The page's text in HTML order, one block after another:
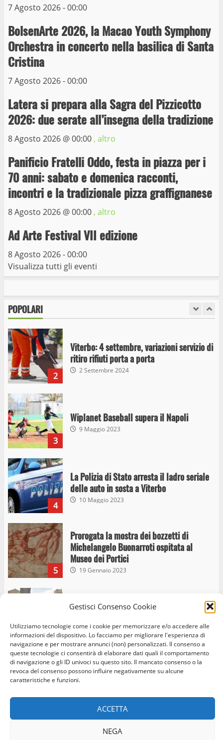
Gestisci Consenso Cookie
Utilizziamo tecnologie come i cookie per memorizzare e/o accedere alle
informazioni del dispositivo. Lo facciamo per migliorare l'esperienza di
navigazione e per mostrare annunci (non) personalizzati. Il consenso a
queste tecnologie ci consentirà di elaborare dati quali il comportamento
di navigazione o gli ID univoci su questo sito. Il mancato consenso o la
revoca del consenso possono influire negativamente su alcune
caratteristiche e funzioni.
ACCETTA
NEGA
7 Agosto 2026 - 00:00
BolsenArte 2026, la Macao Youth Symphony
Orchestra in concerto nella basilica di Santa
Cristina
7 Agosto 2026 - 00:00
Latera si prepara alla Sagra del Pizzicotto
2026: due serate all’insegna della tradizione
8 Agosto 2026 @00:00 , altro
Panificio Fratelli Oddo, festa in piazza per i
70 anni: sabato e domenica racconti,
incontri e la tradizionale pizza graffignanese
8 Agosto 2026 @00:00 , altro
Ad Arte Festival VII edizione
8 Agosto 2026 - 00:00
Visualizza tutti gli eventi
POPOLARI
4
La Polizia di Stato arresta il ladro seriale
delle auto in sosta a Viterbo
10 Maggio 2023
5
Prorogata la mostra dei bozzetti di
Museo dei Portici
19 Gennaio 2023
6
Trasporto pubblico locale, trasferimento
capolinea al terminal Riello dal 15 al 17
giugno
15 Giugno 2023
Giochi Sportivi Studenteschi di Atletica a
Viterbo
10 Maggio 2023
I Carabinieri arrestano due giovani per
stupefacenti
2
Viterbo: 4 settembre, variazioni servizio di
ritiro rifiuti porta a porta
2 Settembre 2024
3
Wiplanet Baseball supera il Napoli
9 Maggio 2023
4
La Polizia di Stato arresta il ladro seriale
delle auto in sosta a Viterbo
10 Maggio 2023
5
Prorogata la mostra dei bozzetti di
Michelangelo Buonarroti ospitata al
Museo dei Portici
19 Gennaio 2023
6
Trasporto pubblico locale, trasferimento
capolinea al terminal Riello dal 15 al 17
giugno
15 Giugno 2023
7
Giochi Sportivi Studenteschi di Atletica a
Viterbo
I Carabinieri arrestano due giovani per
Home Privacy Policy Cookie Policy
Facebook
Instagram
Twitter
ROC:39156 - Tutti i diritti riservati